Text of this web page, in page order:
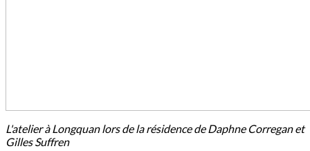
L'atelier à Longquan lors de la résidence de Daphne Corregan et
Gilles Suffren